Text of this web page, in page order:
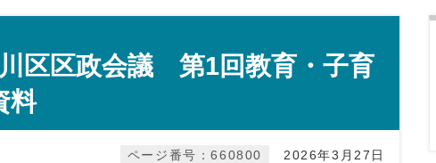
区区政会議 第1回教育・子育
料
2026年3月27日
ページ番号：660800